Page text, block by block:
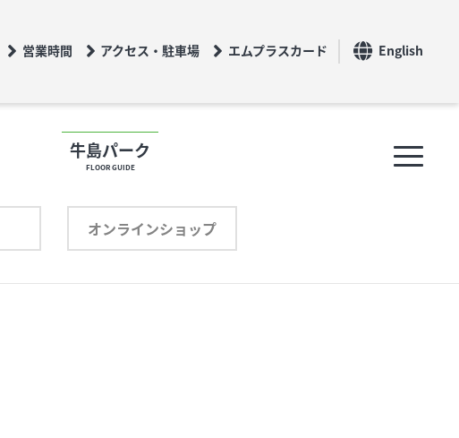
営業時間 アクセス・駐車場 エムプラスカード English
牛島パーク
FLOOR GUIDE
オンラインショップ
フロアガイド